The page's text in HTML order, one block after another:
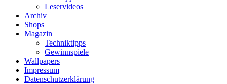
Leservideos
Archiv
Shops
Magazin
Techniktipps
Gewinnspiele
Wallpapers
Impressum
Datenschutzerklärung